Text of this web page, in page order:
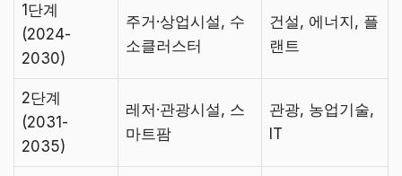
1단계
(2024-
2030)
주거·상업시설, 수
소클러스터
건설, 에너지, 플
랜트
2단계
(2031-
2035)
레저·관광시설, 스
마트팜
관광, 농업기술,
IT